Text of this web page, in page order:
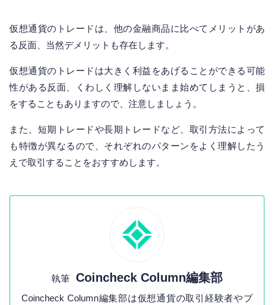
仮想通貨のトレードは、他の金融商品に比べてメリットがあ
る反面、当然デメリットも存在します。
仮想通貨のトレードは大きく利益をあげることができる可能
性がある反面、くわしく理解しないまま始めてしまうと、損
をすることもありますので、注意しましょう。
また、短期トレードや長期トレードなど、取引方法によって
も特徴が異なるので、それぞれのパターンをよく理解したう
えで取引することをおすすめします。
執筆 Coincheck Column編集部
Coincheck Column編集部は仮想通貨の取引経験者やブ